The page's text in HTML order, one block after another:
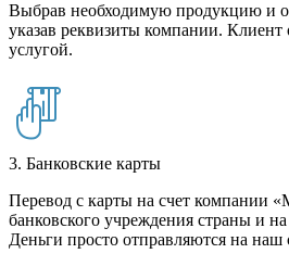
Выбрав необходимую продукцию и
указав реквизиты компании. Клиент
услугой.
3. Банковские карты
Перевод с карты на счет компании
банковского учреждения страны и
Деньги просто отправляются на наш